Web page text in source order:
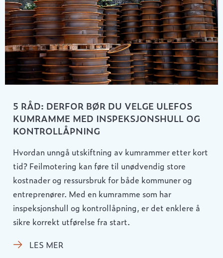
5 RÅD: DERFOR BØR DU VELGE ULEFOS
KUMRAMME MED INSPEKSJONSHULL OG
KONTROLLÅPNING
Hvordan unngå utskiftning av kumrammer etter kort
tid? Feilmotering kan føre til unødvendig store
kostnader og ressursbruk for både kommuner og
entreprenører. Med en kumramme som har
inspeksjonshull og kontrollåpning, er det enklere å
sikre korrekt utførelse fra start.
LES MER